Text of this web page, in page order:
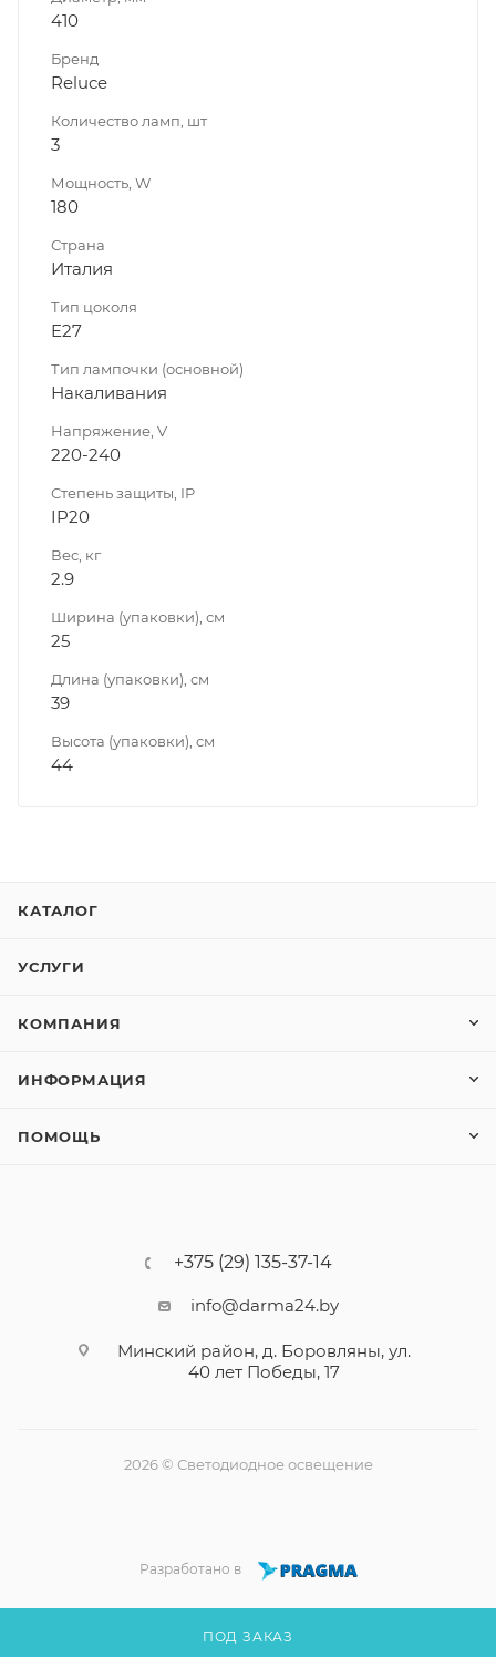
ПОД ЗАКАЗ
410
Бренд
Reluce
Количество ламп, шт
3
Мощность, W
180
Страна
Италия
Тип цоколя
E27
Тип лампочки (основной)
Накаливания
Напряжение, V
220-240
Степень защиты, IP
IP20
Вес, кг
2.9
Ширина (упаковки), см
25
Длина (упаковки), см
39
Высота (упаковки), см
44
КАТАЛОГ
УСЛУГИ
КОМПАНИЯ
ИНФОРМАЦИЯ
ПОМОЩЬ
+375 (29) 135-37-14
info@darma24.by
Минский район, д. Боровляны, ул.
40 лет Победы, 17
2026 © Светодиодное освещение
Разработано в